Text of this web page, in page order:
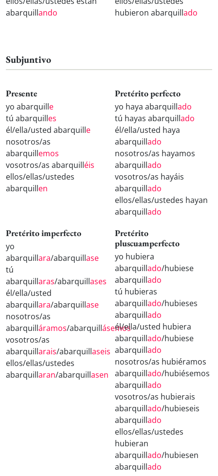
abarquillando
hubieron abarquillado
Subjuntivo
Presente
yo abarquille
tú abarquilles
él/ella/usted abarquille
nosotros/as
abarquillemos
vosotros/as abarquilléis
ellos/ellas/ustedes
abarquillen
Pretérito perfecto
yo haya abarquillado
tú hayas abarquillado
él/ella/usted haya
abarquillado
nosotros/as hayamos
abarquillado
vosotros/as hayáis
abarquillado
ellos/ellas/ustedes hayan
abarquillado
Pretérito imperfecto
yo
abarquillara/abarquillase
tú
abarquillaras/abarquillases
él/ella/usted
abarquillara/abarquillase
nosotros/as
abarquilláramos/abarquillásemos
vosotros/as
abarquillarais/abarquillaseis
ellos/ellas/ustedes
abarquillaran/abarquillasen
Pretérito
pluscuamperfecto
yo hubiera
abarquillado/hubiese
abarquillado
tú hubieras
abarquillado/hubieses
abarquillado
él/ella/usted hubiera
abarquillado/hubiese
abarquillado
nosotros/as hubiéramos
abarquillado/hubiésemos
abarquillado
vosotros/as hubierais
abarquillado/hubieseis
abarquillado
ellos/ellas/ustedes
hubieran
abarquillado/hubiesen
abarquillado